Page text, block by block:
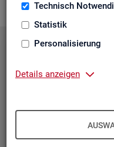
Technisch
Statistik
Personalisierung
Details anzeigen